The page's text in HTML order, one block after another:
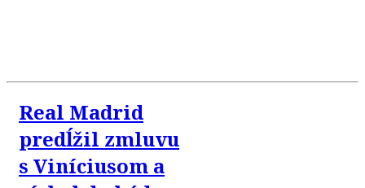
Real Madrid
predĺžil zmluvu
s Viníciusom a